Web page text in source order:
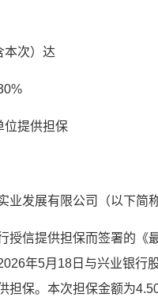
本次）达
位提供担保
业发展有限公司（以下简
授信提供担保而签署的《
年5月18日与兴业银行
担保。本次担保金额为